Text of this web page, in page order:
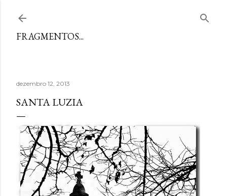
FRAGMENTOS...
dezembro 12, 2013
SANTA LUZIA